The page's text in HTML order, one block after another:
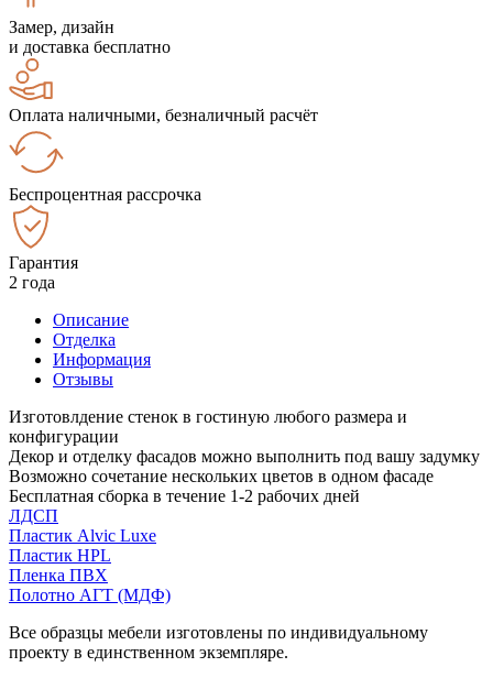
Замер, дизайн
и доставка бесплатно
Оплата наличными, безналичный расчёт
Беспроцентная рассрочка
Гарантия
2 года
Описание
Отделка
Информация
Отзывы
Изготовлдение стенок в гостиную любого размера и
конфигурации
Декор и отделку фасадов можно выполнить под вашу задумку
Возможно сочетание нескольких цветов в одном фасаде
Бесплатная сборка в течение 1-2 рабочих дней
ЛДСП
Пластик Alvic Luxe
Пластик HPL
Пленка ПВХ
Полотно АГТ (МДФ)
Все образцы мебели изготовлены по индивидуальному
проекту в единственном экземпляре.